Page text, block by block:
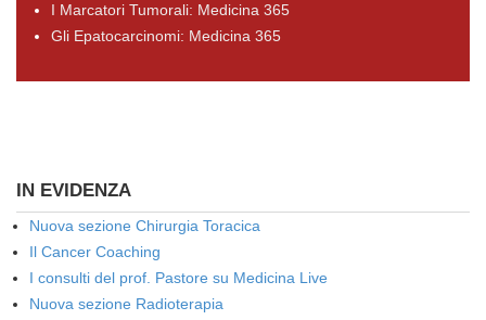
I Marcatori Tumorali: Medicina 365
Gli Epatocarcinomi: Medicina 365
IN EVIDENZA
Nuova sezione Chirurgia Toracica
Il Cancer Coaching
I consulti del prof. Pastore su Medicina Live
Nuova sezione Radioterapia